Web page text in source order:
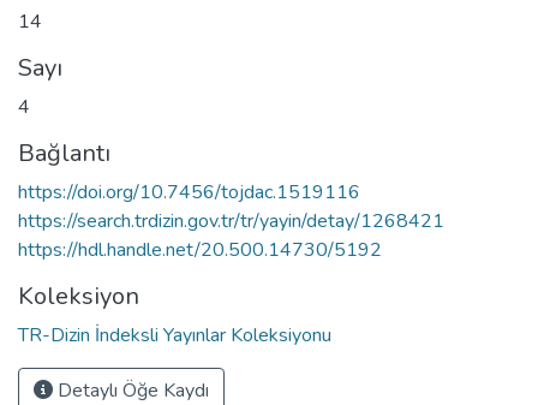
14
Sayı
4
Bağlantı
https://doi.org/10.7456/tojdac.1519116
https://search.trdizin.gov.tr/tr/yayin/detay/1268421
https://hdl.handle.net/20.500.14730/5192
Koleksiyon
TR-Dizin İndeksli Yayınlar Koleksiyonu
Detaylı Öğe Kaydı